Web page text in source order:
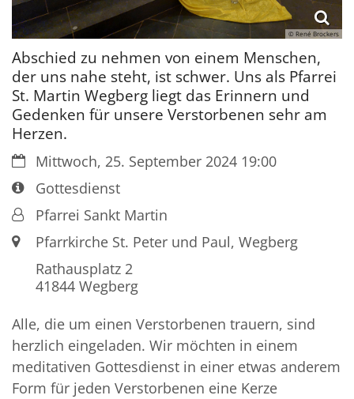
© René Brockers
Abschied zu nehmen von einem Menschen,
der uns nahe steht, ist schwer. Uns als Pfarrei
St. Martin Wegberg liegt das Erinnern und
Gedenken für unsere Verstorbenen sehr am
Herzen.
Datum:Mittwoch, 25. September 2024 19:00
Art bzw. Nummer:
Gottesdienst
Von:Pfarrei Sankt Martin
Ort: Pfarrkirche St. Peter und Paul, Wegberg
Rathausplatz 2
41844 Wegberg
Alle, die um einen Verstorbenen trauern, sind
herzlich eingeladen. Wir möchten in einem
meditativen Gottesdienst in einer etwas anderem
Form für jeden Verstorbenen eine Kerze